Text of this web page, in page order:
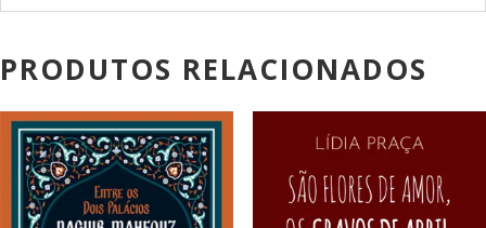
PRODUTOS RELACIONADOS
PROMOÇÃO! PROMOÇÃO!